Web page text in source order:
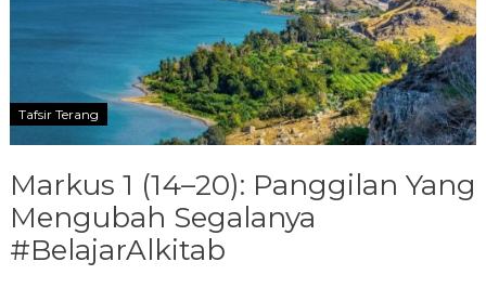
Tafsir Terang
Markus 1 (14–20): Panggilan Yang
Mengubah Segalanya
#BelajarAlkitab